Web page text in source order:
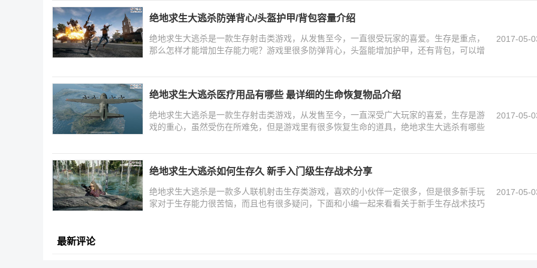
绝地求生大逃杀防弹背心/头盔护甲/背包容量介绍
绝地求生大逃杀是一款生存射击类游戏，从发售至今，一直很受玩家的喜爱。生存是重点，
那么怎样才能增加生存能力呢？游戏里很多防弹背心，头盔能增加护甲，还有背包，可以增
2017-05-
绝地求生大逃杀医疗用品有哪些 最详细的生命恢复物品介绍
绝地求生大逃杀是一款生存射击类游戏，从发售至今，一直深受广大玩家的喜爱，生存是游
戏的重心，虽然受伤在所难免，但是游戏里有很多恢复生命的道具，绝地求生大逃杀有哪些
2017-05-
绝地求生大逃杀如何生存久 新手入门级生存战术分享
绝地求生大逃杀是一款多人联机射击生存类游戏，喜欢的小伙伴一定很多，但是很多新手玩
家对于生存能力很苦恼，而且也有很多疑问，下面和小编一起来看看关于新手生存战术技巧
2017-05-
最新评论